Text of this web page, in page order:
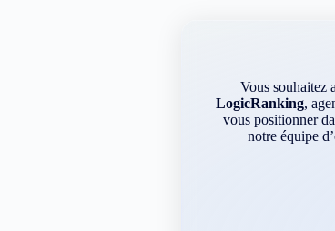
Vous souhaitez
LogicRanking,
vous positionner
notre équipe